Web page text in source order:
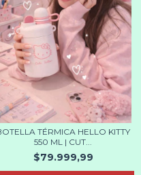
TÉRMICA HELLO KITTY
550 ML | CUT...
$79.999,99